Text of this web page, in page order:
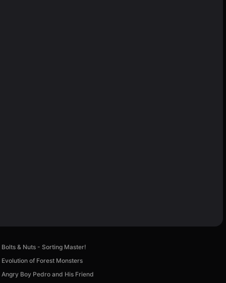
Bolts & Nuts - Sorting Master!
Evolution of Forest Monsters
Angry Boy Pedro and His Friend